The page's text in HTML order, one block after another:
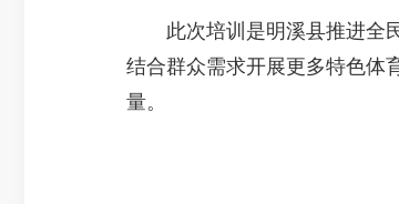
此次培训是明溪县推进全民
结合群众需求开展更多特色体
量。